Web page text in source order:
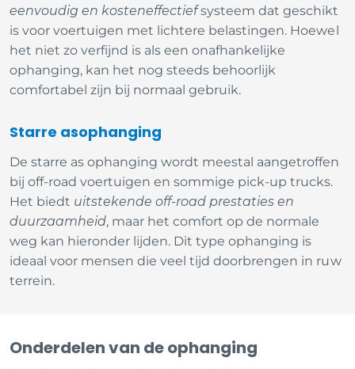
eenvoudig en kosteneffectiefsysteem dat geschikt
is voor voertuigen met lichtere belastingen. Hoewel
het niet zo verfijnd is als een onafhankelijke
ophanging, kan het nog steeds behoorlijk
comfortabel zijn bij normaal gebruik.
Starre asophanging
De starre as ophanging wordt meestal aangetroffen
bij off-road voertuigen en sommige pick-up trucks.
Het biedt uitstekende off-road prestaties en
duurzaamheid, maar het comfort op de normale
weg kan hieronder lijden. Dit type ophanging is
ideaal voor mensen die veel tijd doorbrengen in ruw
terrein.
Onderdelen van de ophanging